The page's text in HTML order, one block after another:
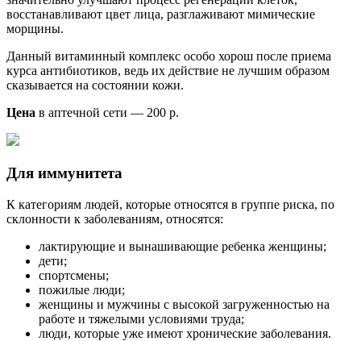
восстанавливают цвет лица, разглаживают мимические
морщины.
Данный витаминный комплекс особо хорош после приема
курса антибиотиков, ведь их действие не лучшим образом
сказывается на состоянии кожи.
Цена в аптечной сети — 200 р.
Для иммунитета
К категориям людей, которые относятся в группе риска, по
склонности к заболеваниям, относятся:
лактирующие и вынашивающие ребенка женщины;
дети;
спортсмены;
пожилые люди;
женщины и мужчины с высокой загруженностью на
работе и тяжелыми условиями труда;
люди, которые уже имеют хронические заболевания.